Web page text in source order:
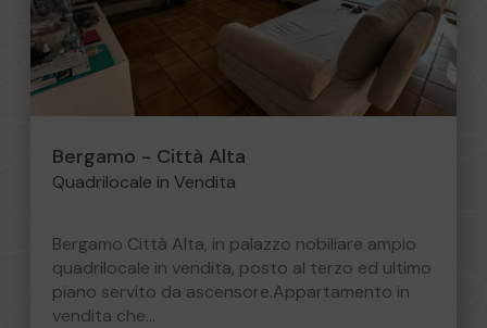
Bergamo - Città Alta
Quadrilocale in Vendita
Bergamo Città Alta, in palazzo nobiliare ampio
quadrilocale in vendita, posto al terzo ed ultimo
piano servito da ascensore.Appartamento in
vendita che...